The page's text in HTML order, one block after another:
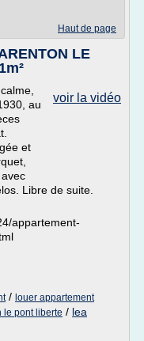
Haut de page
LE
voir la vidéo
au
et
Libre de suite.
appartement-
/ louer appartement
le pont liberte / lea